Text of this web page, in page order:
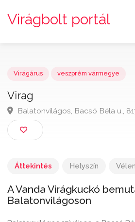
Virágbolt portál
Virag
Balatonvilágos, Bacsó Béla u.,
Áttekintés Helyszín
A Vanda Virágkuckó
Balatonvilágoson